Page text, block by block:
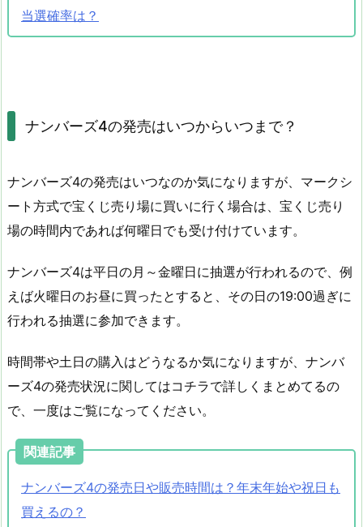
当選確率は？
ナンバーズ4の発売はいつからいつまで？
ナンバーズ4の発売はいつなのか気になりますが、マークシ
ート方式で宝くじ売り場に買いに行く場合は、宝くじ売り
場の時間内であれば何曜日でも受け付けています。
ナンバーズ4は平日の月～金曜日に抽選が行われるので、例
えば火曜日のお昼に買ったとすると、その日の19:00過ぎに
行われる抽選に参加できます。
時間帯や土日の購入はどうなるか気になりますが、ナンバ
ーズ4の発売状況に関してはコチラで詳しくまとめてるの
で、一度はご覧になってください。
関連記事
ナンバーズ4の発売日や販売時間は？年末年始や祝日も
買えるの？